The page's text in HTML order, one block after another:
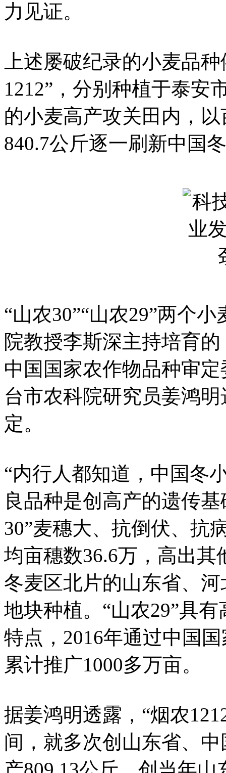
力见证。
上述屡破纪录的小麦品
1212”，分别种植于泰安
的小麦高产攻关田内，
840.7公斤逐一刷新中国
“山农30”“山农29”两个
院教授李斯深主持培育
中国国家农作物品种审
台市农科院研究员姜鸿
定。
“内行人都知道，中国冬
良品种是创高产的遗传
30”麦穗大、抗倒伏、抗
均亩穗数36.6万，高出
冬麦区北片的山东省、
地块种植。“山农29”具
特点，2016年通过中国
累计推广1000多万亩。
据姜鸿明透露，“烟农
间，就多次创山东省、